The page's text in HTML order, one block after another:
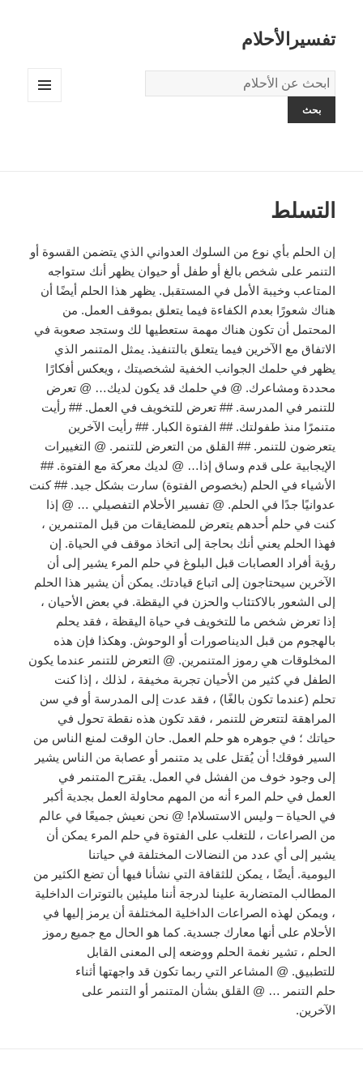
تفسيرالأحلام
قاموس
الاحلام:
التسلط
إن الحلم بأي نوع من السلوك العدواني الذي يتضمن القسوة أو
التنمر على شخص بالغ أو طفل أو حيوان يظهر أنك ستواجه
المتاعب وخيبة الأمل في المستقبل. يظهر هذا الحلم أيضًا أن
هناك شعورًا بعدم الكفاءة فيما يتعلق بموقف العمل. من
المحتمل أن تكون هناك مهمة ستعطيها لك وستجد صعوبة في
الاتفاق مع الآخرين فيما يتعلق بالتنفيذ. يمثل المتنمر الذي
يظهر في حلمك الجوانب الخفية لشخصيتك ، ويعكس أفكارًا
محددة ومشاعرك. @ في حلمك قد يكون لديك… @ تعرض
للتنمر في المدرسة. ## تعرض للتخويف في العمل. ## رأيت
متنمرًا منذ طفولتك. ## الفتوة الكبار. ## رأيت الآخرين
يتعرضون للتنمر. ## القلق من التعرض للتنمر. @ التغييرات
الإيجابية على قدم وساق إذا… @ لديك معركة مع الفتوة. ##
الأشياء في الحلم (بخصوص الفتوة) سارت بشكل جيد. ## كنت
عدوانيًا جدًا في الحلم. @ تفسير الأحلام التفصيلي … @ إذا
كنت في حلم أحدهم يتعرض للمضايقات من قبل المتنمرين ،
فهذا الحلم يعني أنك بحاجة إلى اتخاذ موقف في الحياة. إن
رؤية أفراد العصابات قبل البلوغ في حلم المرء يشير إلى أن
الآخرين سيحتاجون إلى اتباع قيادتك. يمكن أن يشير هذا الحلم
إلى الشعور بالاكتئاب والحزن في اليقظة. في بعض الأحيان ،
إذا تعرض شخص ما للتخويف في حياة اليقظة ، فقد يحلم
بالهجوم من قبل الديناصورات أو الوحوش. وهكذا فإن هذه
المخلوقات هي رموز المتنمرين. @ التعرض للتنمر عندما يكون
الطفل في كثير من الأحيان تجربة مخيفة ، لذلك ، إذا كنت
تحلم (عندما تكون بالغًا) ، فقد عدت إلى المدرسة أو في سن
المراهقة لتتعرض للتنمر ، فقد تكون هذه نقطة تحول في
حياتك ؛ في جوهره هو حلم العمل. حان الوقت لمنع الناس من
السير فوقك! أن يُقتل على يد متنمر أو عصابة من الناس يشير
إلى وجود خوف من الفشل في العمل. يقترح المتنمر في
العمل في حلم المرء أنه من المهم محاولة العمل بجدية أكبر
في الحياة – وليس الاستسلام! @ نحن نعيش جميعًا في عالم
من الصراعات ، للتغلب على الفتوة في حلم المرء يمكن أن
يشير إلى أي عدد من النضالات المختلفة في حياتنا
اليومية. أيضًا ، يمكن للثقافة التي نشأنا فيها أن تضع الكثير من
المطالب المتضاربة علينا لدرجة أننا مليئين بالتوترات الداخلية
، ويمكن لهذه الصراعات الداخلية المختلفة أن يرمز إليها في
الأحلام على أنها معارك جسدية. كما هو الحال مع جميع رموز
الحلم ، تشير نغمة الحلم ووضعه إلى المعنى القابل
للتطبيق. @ المشاعر التي ربما تكون قد واجهتها أثناء
حلم التنمر … @ القلق بشأن المتنمر أو التنمر على
الآخرين.